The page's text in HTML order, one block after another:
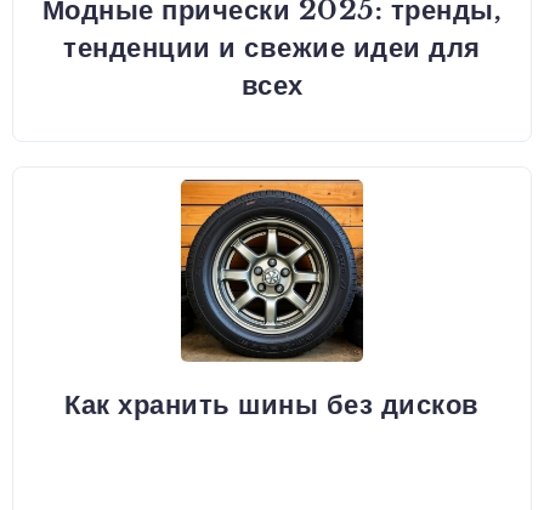
Модные прически 2025: тренды,
тенденции и свежие идеи для
всех
Как хранить шины без дисков